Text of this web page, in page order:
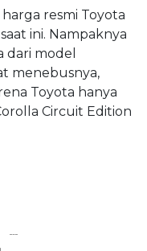
resmi Toyota
ini. Nampaknya
dari model
menebusnya,
Toyota hanya
Circuit Edition